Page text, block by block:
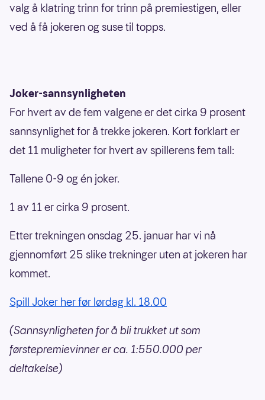
valg å klatring trinn for trinn på premiestigen, eller
ved å få jokeren og suse til topps.
Joker-sannsynligheten
For hvert av de fem valgene er det cirka 9 prosent
sannsynlighet for å trekke jokeren. Kort forklart er
det 11 muligheter for hvert av spillerens fem tall:
Tallene 0-9 og én joker.
1 av 11 er cirka 9 prosent.
Etter trekningen onsdag 25. januar har vi nå
gjennomført 25 slike trekninger uten at jokeren har
kommet.
Spill Joker her før lørdag kl. 18.00
(Sannsynligheten for å bli trukket ut som
førstepremievinner er ca. 1:550.000 per
deltakelse)